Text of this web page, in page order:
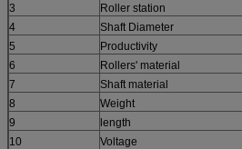
3
Roller station
4
Shaft Diameter
5
Productivity
6
Rollers' material
7
Shaft material
8
Weight
9
length
10
Voltage